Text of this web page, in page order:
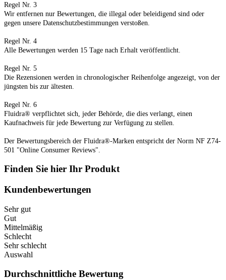
Regel Nr. 3
Wir entfernen nur Bewertungen, die illegal oder beleidigend sind oder
gegen unsere Datenschutzbestimmungen verstoßen.
Regel Nr. 4
Alle Bewertungen werden 15 Tage nach Erhalt veröffentlicht.
Regel Nr. 5
Die Rezensionen werden in chronologischer Reihenfolge angezeigt, von der
jüngsten bis zur ältesten.
Regel Nr. 6
Fluidra® verpflichtet sich, jeder Behörde, die dies verlangt, einen
Kaufnachweis für jede Bewertung zur Verfügung zu stellen.
Der Bewertungsbereich der Fluidra®-Marken entspricht der Norm NF Z74-
501 "Online Consumer Reviews".
Finden Sie hier Ihr Produkt
Kundenbewertungen
Sehr gut
Gut
Mittelmäßig
Schlecht
Sehr schlecht
Auswahl
Durchschnittliche Bewertung